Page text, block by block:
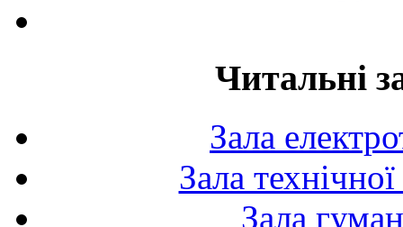
Читальні
Зала
Зала
Зала